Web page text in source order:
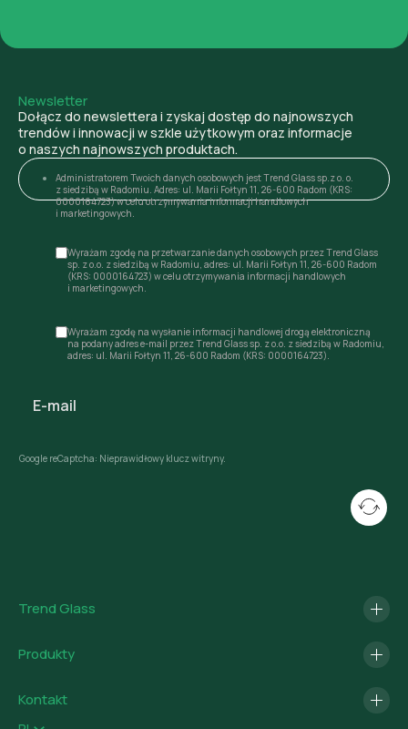
Newsletter
Dołącz do newslettera i zyskaj dostęp do najnowszych
trendów i innowacji w szkle użytkowym oraz informacje
o naszych najnowszych produktach.
Administratorem Twoich danych osobowych jest Trend Glass sp.z o. o.
z siedzibą w Radomiu. Adres: ul. Marii Fołtyn 11, 26-600 Radom (KRS:
0000164723) w celu otrzymywania informacji handlowych
i marketingowych.
Wyrażam zgodę na przetwarzanie danych osobowych przez Trend Glass
sp. z o.o. z siedzibą w Radomiu, adres: ul. Marii Fołtyn 11, 26-600 Radom
(KRS: 0000164723) w celu otrzymywania informacji handlowych
i marketingowych.
Wyrażam zgodę na wysłanie informacji handlowej drogą elektroniczną
na podany adres e-mail przez Trend Glass sp. z o.o. z siedzibą w Radomiu,
adres: ul. Marii Fołtyn 11, 26-600 Radom (KRS: 0000164723).
Google reCaptcha: Nieprawidłowy klucz witryny.
Trend Glass
Produkty
Kontakt